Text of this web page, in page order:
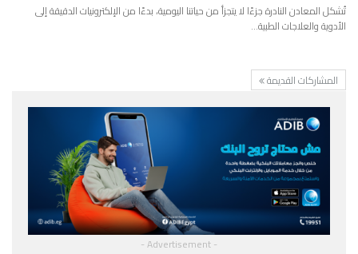
تُشكل المعادن النادرة جزءًا لا يتجزأ من حياتنا اليومية، بدءًا من الإلكترونيات الدقيقة إلى
الأدوية والعلاجات الطبية…
المشاركات القديمة
- Advertisement -